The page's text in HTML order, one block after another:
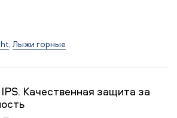
, Лыжи горные
Качественная защита за